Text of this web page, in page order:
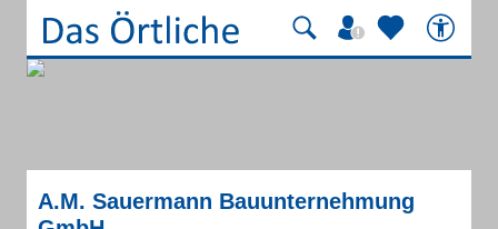
A.M. Sauermann Bauunternehmung